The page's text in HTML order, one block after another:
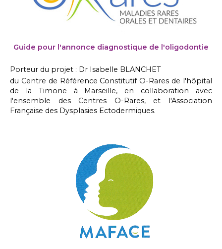
Guide pour l'annonce diagnostique de l'oligodontie
Porteur du projet : Dr Isabelle BLANCHET
du Centre de Référence Constitutif O-Rares de l'hôpital
de la Timone à Marseille, en collaboration avec
l'ensemble des Centres O-Rares, et l'Association
Française des Dysplasies Ectodermiques.